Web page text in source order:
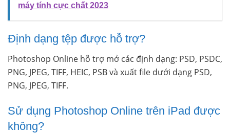
máy tính cực chất 2023
Định dạng tệp được hỗ trợ?
Photoshop Online hỗ trợ mở các định dạng: PSD, PSDC,
PNG, JPEG, TIFF, HEIC, PSB và xuất file dưới dạng PSD,
PNG, JPEG, TIFF.
Sử dụng Photoshop Online trên iPad được
không?